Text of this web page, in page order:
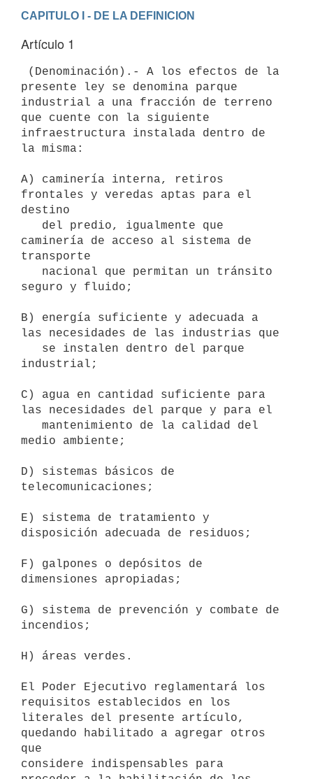
CAPITULO I - DE LA DEFINICION
Artículo 1
presente ley se denomina parque
industrial a una fracción de terreno
que cuente con la siguiente
infraestructura instalada dentro de
la misma:
A) caminería interna, retiros
frontales y veredas aptas para el
destino
caminería de acceso al sistema de
transporte
seguro y fluido;
B) energía suficiente y adecuada a
las necesidades de las industrias que
industrial;
C) agua en cantidad suficiente para
las necesidades del parque y para el
medio ambiente;
D) sistemas básicos de
telecomunicaciones;
E) sistema de tratamiento y
disposición adecuada de residuos;
F) galpones o depósitos de
dimensiones apropiadas;
G) sistema de prevención y combate de
incendios;
H) áreas verdes.
El Poder Ejecutivo reglamentará los
requisitos establecidos en los
literales del presente artículo,
quedando habilitado a agregar otros
que
considere indispensables para